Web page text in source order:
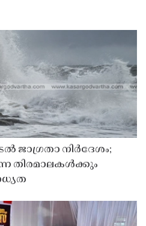
ജാഗ്രതാ നിർദേശം;
തിരമാലകൾക്കും